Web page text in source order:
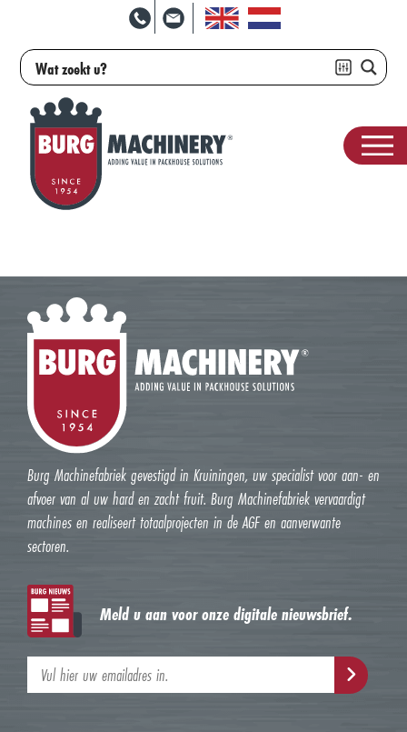
Burg Machinefabriek gevestigd in Kruiningen, uw specialist voor aan- en
afvoer van al uw hard en zacht fruit. Burg Machinefabriek vervaardigt
machines en realiseert totaalprojecten in de AGF en aanverwante
sectoren.
Meld u aan voor onze digitale nieuwsbrief.